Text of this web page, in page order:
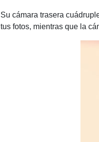
Su cámara trasera
tus fotos, mientras que la